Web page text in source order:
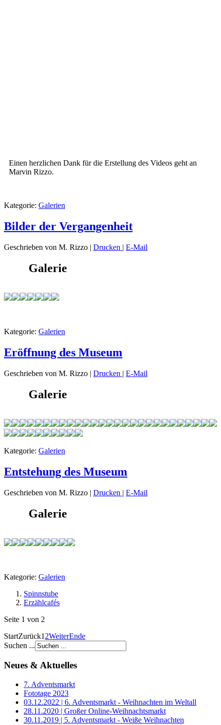
Einen herzlichen Dank für die Erstellung des Videos geht an
Marvin Rizzo.
Kategorie: Galerien
Bilder der Vergangenheit
Geschrieben von M. Rizzo | Drucken | E-Mail
Galerie
Kategorie: Galerien
Eröffnung des Museum
Geschrieben von M. Rizzo | Drucken | E-Mail
Galerie
Kategorie: Galerien
Entstehung des Museum
Geschrieben von M. Rizzo | Drucken | E-Mail
Galerie
Kategorie: Galerien
Spinnstube
Erzählcafés
Seite 1 von 2
StartZurück1 2WeiterEnde
Suchen ...
Neues & Aktuelles
7. Adventsmarkt
Fototage 2023
03.12.2022 | 6. Adventsmarkt - Weihnachten im Weltall
28.11.2020 | Großer Online-Weihnachtsmarkt
30.11.2019 | 5. Adventsmarkt - Weiße Weihnachten